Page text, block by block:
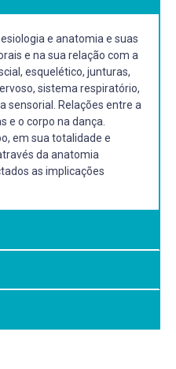
e anatomia e suas
e na sua relação com a
esquelético, junturas,
sistema respiratório,
sensorial. Relações entre a
e o corpo na dança.
em sua totalidade e
da anatomia
as implicações
e cinesiologia, na sua
compreensão sobre
abordagens somáticas da